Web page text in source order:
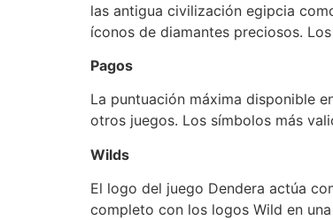
las antigua civilización egipcia
íconos de diamantes preciosos.
Pagos
La puntuación máxima disponible
otros juegos. Los símbolos más
Wilds
El logo del juego Dendera actúa
completo con los logos Wild en